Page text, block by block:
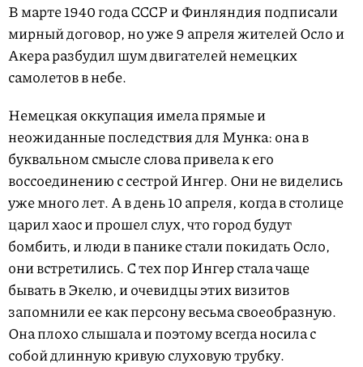
В марте 1940 года СССР и Финляндия подписали
мирный договор, но уже 9 апреля жителей Осло и
Акера разбудил шум двигателей немецких
самолетов в небе.
Немецкая оккупация имела прямые и
неожиданные последствия для Мунка: она в
буквальном смысле слова привела к его
воссоединению с сестрой Ингер. Они не виделись
уже много лет. А в день 10 апреля, когда в столице
царил хаос и прошел слух, что город будут
бомбить, и люди в панике стали покидать Осло,
они встретились. С тех пор Ингер стала чаще
бывать в Экелю, и очевидцы этих визитов
запомнили ее как персону весьма своеобразную.
Она плохо слышала и поэтому всегда носила с
собой длинную кривую слуховую трубку.